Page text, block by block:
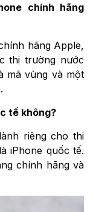
chính hãng
hãng Apple,
thị trường nước
mã vùng và một
tế không?
riêng cho thị
iPhone quốc tế.
chính hãng và